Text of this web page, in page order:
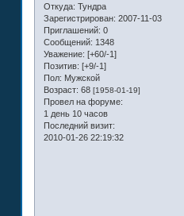
Откуда: Тундра
Зарегистрирован: 2007-11-03
Приглашений: 0
Сообщений: 1348
Уважение: [+60/-1]
Позитив: [+9/-1]
Пол: Мужской
Возраст: 68 [1958-01-19]
Провел на форуме:
1 день 10 часов
Последний визит:
2010-01-26 22:19:32